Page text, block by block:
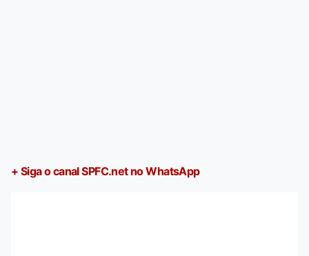
+ Siga o canal SPFC.net no WhatsApp